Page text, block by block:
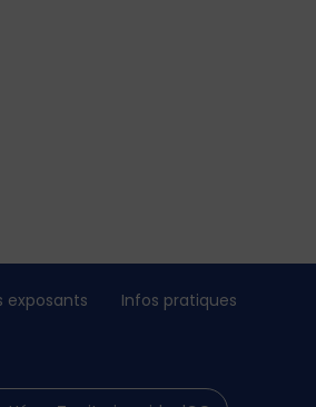
exposants Infos pratiques